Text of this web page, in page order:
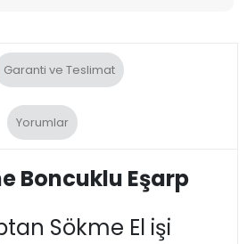
Garanti ve Teslimat
Yorumlar
Boncuklu Eşarp
Sökme El işi